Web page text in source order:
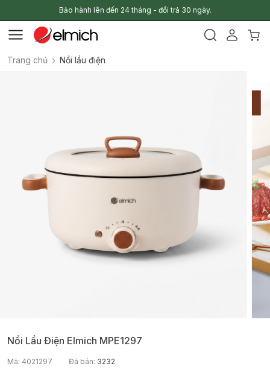
Bảo hành lên đến 24 tháng - đổi trả 30 ngày.
Trang chủ Nồi lẩu điện
Nồi Lẩu Điện Elmich MPE1297
Mã: 4021297 Đã bán: 3232